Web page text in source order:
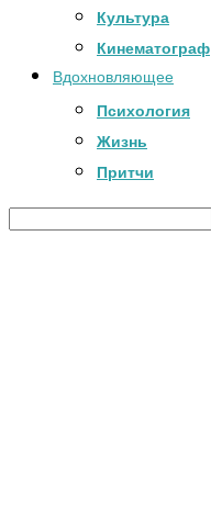
Культура
Кинематограф
Вдохновляющее
Психология
Жизнь
Притчи